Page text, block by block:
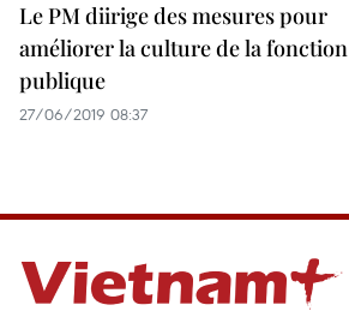
Le PM diirige des mesures pour
améliorer la culture de la fonction
publique
27/06/2019 08:37